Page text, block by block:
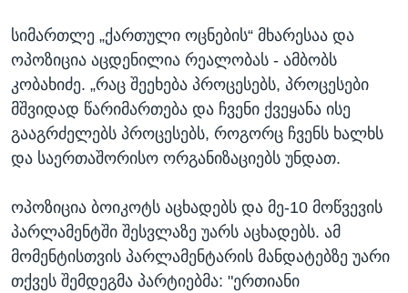
სიმართლე „ქართული ოცნების“ მხარესაა და
ოპოზიცია აცდენილია რეალობას - ამბობს
კობახიძე. „რაც შეეხება პროცესებს, პროცესები
მშვიდად წარიმართება და ჩვენი ქვეყანა ისე
გააგრძელებს პროცესებს, როგორც ჩვენს ხალხს
და საერთაშორისო ორგანიზაციებს უნდათ.
ოპოზიცია ბოიკოტს აცხადებს და მე-10 მოწვევის
პარლამენტში შესვლაზე უარს აცხადებს. ამ
მომენტისთვის პარლამენტარის მანდატებზე უარი
თქვეს შემდეგმა პარტიებმა: "ერთიანი